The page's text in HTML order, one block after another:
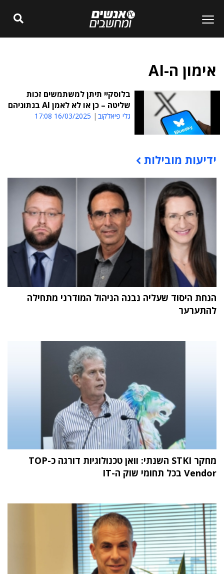
אימון ה-AI
בלוסקיי תיתן למשתמשים זכות
שליטה – כן או לא לאמן AI בנתוניהם
גלי פיאלקוב 16/03/2025 17:08
תוכן פרסומי
ידיעות מובילות
הנחת היסוד שעליה נבנה הניהול המודרני מתחילה
להתערער
מחקר STKI השנתי: וואן טכנולוגיות דורגה כ-TOP
Vendor בכל תחומי שוק ה-IT